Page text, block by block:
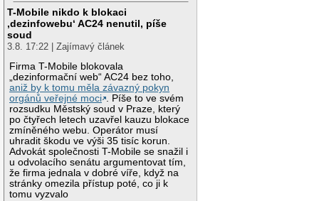
T-Mobile nikdo k blokaci
‚dezinfowebu‘ AC24 nenutil, píše
soud
3.8. 17:22 | Zajímavý článek
Firma T-Mobile blokovala
„dezinformační web“ AC24 bez toho,
aniž by k tomu měla závazný pokyn
orgánů veřejné moci . Píše to ve svém
rozsudku Městský soud v Praze, který
po čtyřech letech uzavřel kauzu blokace
zmíněného webu. Operátor musí
uhradit škodu ve výši 35 tisíc korun.
Advokát společnosti T-Mobile se snažil i
u odvolacího senátu argumentovat tím,
že firma jednala v dobré víře, když na
stránky omezila přístup poté, co ji k
tomu vyzvalo